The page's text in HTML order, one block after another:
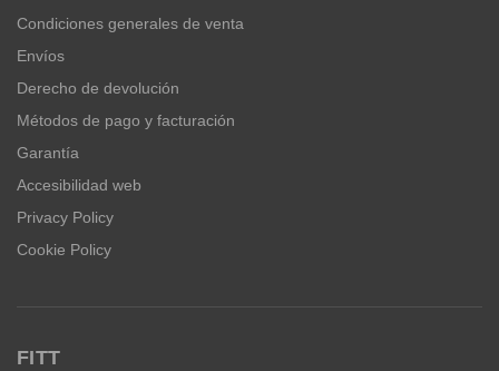
Condiciones generales de venta
Envíos
Derecho de devolución
Métodos de pago y facturación
Garantía
Accesibilidad web
Privacy Policy
Cookie Policy
FITT